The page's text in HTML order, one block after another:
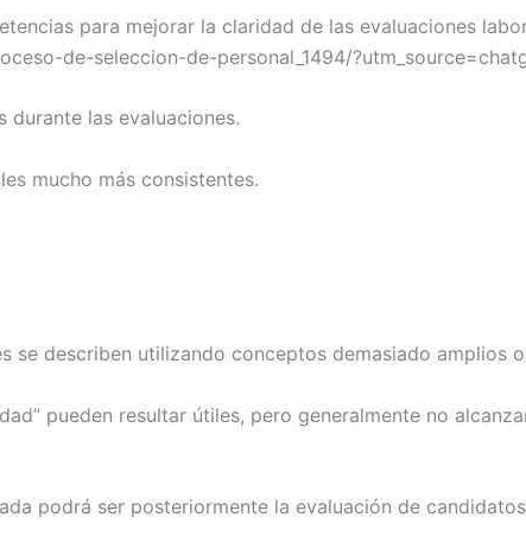
para mejorar la claridad de las evaluaciones
de-seleccion-de-personal_1494/
durante las evaluaciones.
mucho más consistentes.
se describen utilizando conceptos demasiado amplios
pueden resultar útiles, pero generalmente no
podrá ser posteriormente la evaluación de